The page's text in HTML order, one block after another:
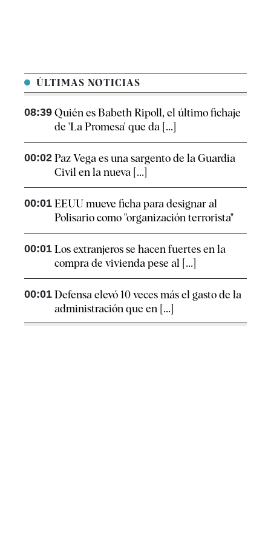
ÚLTIMAS NOTICIAS
08:39 Quién es Babeth Ripoll, el último fichaje
de 'La Promesa' que da [...]
00:02 Paz Vega es una sargento de la Guardia
Civil en la nueva [...]
00:01 EEUU mueve ficha para designar al
Polisario como "organización terrorista"
00:01 Los extranjeros se hacen fuertes en la
compra de vivienda pese al [...]
00:01 Defensa elevó 10 veces más el gasto de la
administración que en [...]